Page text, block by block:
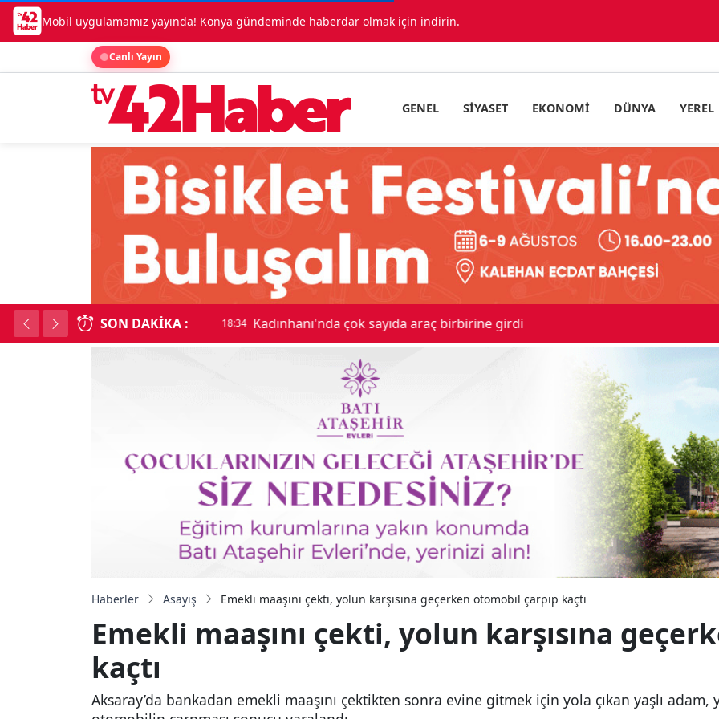
Mobil uygulamamız yayında! Konya gündeminde haberdar olmak için indirin.
Canlı Yayın
GENEL SIYASET EKONOMI DÜNYA YEREL
SON DAKIKA : 18:34 Kadınhanı'nda çok sayıda araç birbirine girdi
Haberler Asayiş Emekli maaşını çekti, yolun karşısına geçerken otomobil çarpıp kaçtı
Emekli maaşını çekti, yolun karşısına
kaçtı
Aksaray’da bankadan emekli maaşını çektikten sonra evine gitmek için yola çıkan yaşlı adam,